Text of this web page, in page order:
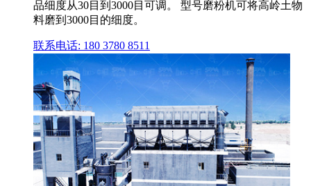
品细度从30目到3000目可调。 型号磨粉机可将高岭土物
料磨到3000目的细度。
联系电话: 180 3780 8511